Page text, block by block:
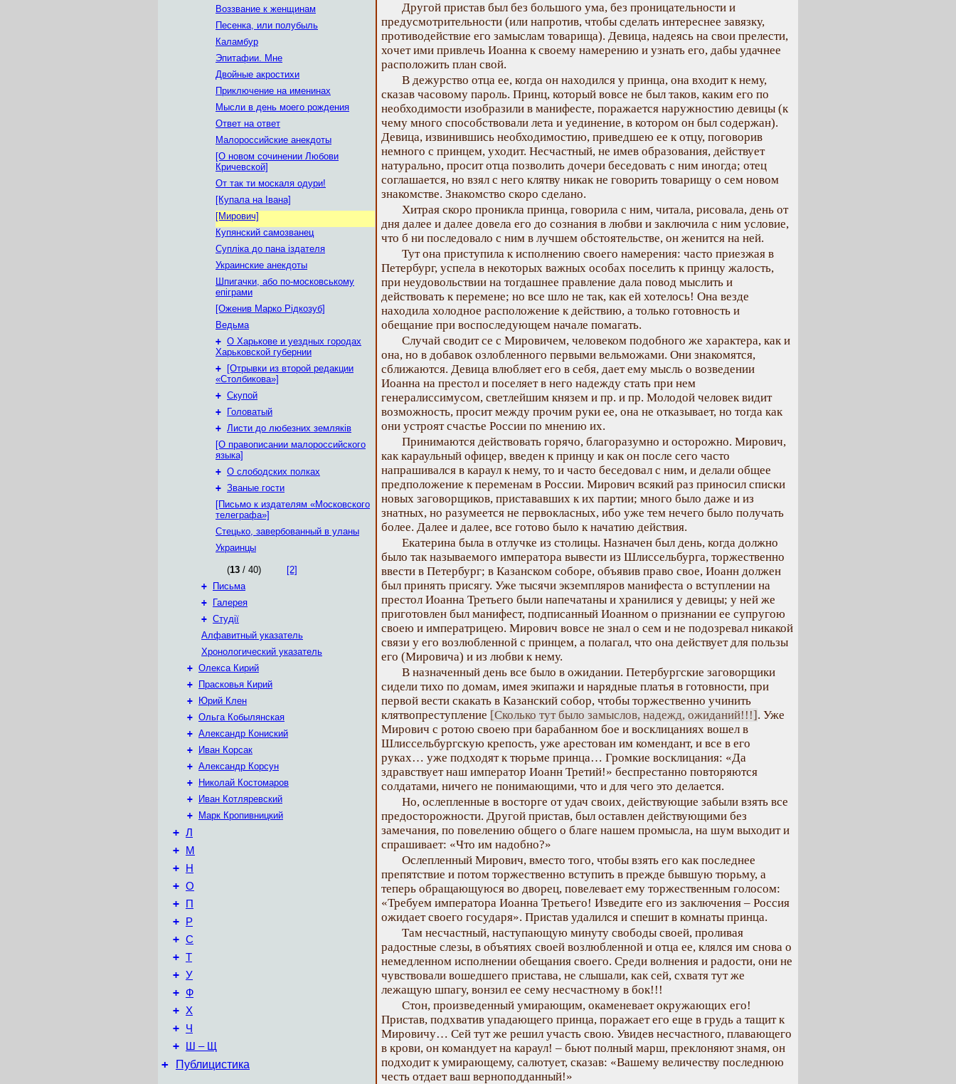
Воззвание к женщинам
Песенка, или полубыль
Каламбур
Эпитафии. Мне
Двойные акростихи
Приключение на именинах
Мысли в день моего рождения
Ответ на ответ
Малороссийские анекдоты
[О новом сочинении Любови
Кричевской]
От так ти москаля одури!
[Купала на Івана]
[Мирович]
Купянский самозванец
Супліка до пана іздателя
Украинские анекдоты
Шпигачки, або по-московському
епіграми
[Оженив Марко Рідкозуб]
Ведьма
+ О Харькове и уездных городах
Харьковской губернии
+
[Отрывки из второй редакции
«Столбикова»]
+ Скупой
+
Головатый
+ Листи до любезних земляків
[О правописании малороссийского
языка]
+ О слободских полках
+ Званые гости
[Письмо к издателям «Московского
телеграфа»]
Стецько, завербованный в уланы
Украинцы
(13 / 40)
[2]
+
Письма
+
Галерея
+ Студії
Алфавитный указатель
Хронологический указатель
+ Олекса Кирий
+
Прасковья Кирий
+
Юрий Клен
+ Ольга Кобылянская
+ Александр Кониский
+
Иван Корсак
+ Александр Корсун
+
Николай Костомаров
+
Иван Котляревский
+
Марк Кропивницкий
+ Л
+ М
+ Н
+ О
+ П
+ Р
+ С
+ Т
+ У
+ Ф
+ Х
+ Ч
+ Ш – Щ
+ Публицистика
Другой пристав был без большого ума, без проницательности и
предусмотрительности (или напротив, чтобы сделать интереснее завязку,
противодействие его замыслам товарища). Девица, надеясь на свои прелести,
хочет ими привлечь Иоанна к своему намерению и узнать его, дабы удачнее
расположить план свой.
В дежурство отца ее, когда он находился у принца, она входит к нему,
сказав часовому пароль. Принц, который вовсе не был таков, каким его по
необходимости изобразили в манифесте, поражается наружностию девицы (к
чему много способствовали лета и уединение, в котором он был содержан).
Девица, извинившись необходимостию, приведшею ее к отцу, поговорив
немного с принцем, уходит. Несчастный, не имев образования, действует
натурально, просит отца позволить дочери беседовать с ним иногда; отец
соглашается, но взял с него клятву никак не говорить товарищу о сем новом
знакомстве. Знакомство скоро сделано.
Хитрая скоро проникла принца, говорила с ним, читала, рисовала, день от
дня далее и далее довела его до сознания в любви и заключила с ним условие,
что б ни последовало с ним в лучшем обстоятельстве, он женится на ней.
Тут она приступила к исполнению своего намерения: часто приезжая в
Петербург, успела в некоторых важных особах поселить к принцу жалость,
при неудовольствии на тогдашнее правление дала повод мыслить и
действовать к перемене; но все шло не так, как ей хотелось! Она везде
находила холодное расположение к действию, а только готовность и
обещание при воспоследующем начале помагать.
Случай сводит се с Мировичем, человеком подобного же характера, как и
она, но в добавок озлобленного первыми вельможами. Они знакомятся,
сближаются. Девица влюбляет его в себя, дает ему мысль о возведении
Иоанна на престол и поселяет в него надежду стать при нем
генералиссимусом, светлейшим князем и пр. и пр. Молодой человек видит
возможность, просит между прочим руки ее, она не отказывает, но тогда как
они устроят счастье России по мнению их.
Принимаются действовать горячо, благоразумно и осторожно. Мирович,
как караульный офицер, введен к принцу и как он после сего часто
напрашивался в караул к нему, то и часто беседовал с ним, и делали общее
предположение к переменам в России. Мирович всякий раз приносил списки
новых заговорщиков, пристававших к их партии; много было даже и из
знатных, но разумеется не первокласных, ибо уже тем нечего было получать
более. Далее и далее, все готово было к начатию действия.
Екатерина была в отлучке из столицы. Назначен был день, когда должно
было так называемого императора вывести из Шлиссельбурга, торжественно
ввести в Петербург; в Казанском соборе, объявив право свое, Иоанн должен
был принять присягу. Уже тысячи экземпляров манифеста о вступлении на
престол Иоанна Третьего были напечатаны и хранилися у девицы; у ней же
приготовлен был манифест, подписанный Иоанном о признании ее супругою
своею и императрицею. Мирович вовсе не знал о сем и не подозревал никакой
связи у его возлюбленной с принцем, а полагал, что она действует для пользы
его (Мировича) и из любви к нему.
В назначенный день все было в ожидании. Петербургские заговорщики
сидели тихо по домам, имея экипажи и нарядные платья в готовности, при
первой вести скакать в Казанский собор, чтобы торжественно учинить
клятвопреступление [Сколько тут было замыслов, надежд, ожиданий!!!]. Уже
Мирович с ротою своею при барабанном бое и восклицаниях вошел в
Шлиссельбургскую крепость, уже арестован им комендант, и все в его
руках… уже подходят к тюрьме принца… Громкие восклицания: «Да
здравствует наш император Иоанн Третий!» беспрестанно повторяются
солдатами, ничего не понимающими, что и для чего это делается.
Но, ослепленные в восторге от удач своих, действующие забыли взять все
предосторожности. Другой пристав, был оставлен действующими без
замечания, по повелению общего о благе нашем промысла, на шум выходит и
спрашивает: «Что им надобно?»
Ослепленный Мирович, вместо того, чтобы взять его как последнее
препятствие и потом торжественно вступить в прежде бывшую тюрьму, а
теперь обращающуюся во дворец, повелевает ему торжественным голосом:
«Требуем императора Иоанна Третьего! Изведите его из заключения – Россия
ожидает своего государя». Пристав удалился и спешит в комнаты принца.
Там несчастный, наступающую минуту свободы своей, проливая
радостные слезы, в объятиях своей возлюбленной и отца ее, клялся им снова о
немедленном исполнении обещания своего. Среди волнения и радости, они не
чувствовали вошедшего пристава, не слышали, как сей, схватя тут же
лежащую шпагу, вонзил ее сему несчастному в бок!!!
Стон, произведенный умирающим, окаменевает окружающих его!
Пристав, подхватив упадающего принца, поражает его еще в грудь а тащит к
Мировичу… Сей тут же решил участь свою. Увидев несчастного, плавающего
в крови, он командует на караул! – бьют полный марш, преклоняют знамя, он
подходит к умирающему, салютует, сказав: «Вашему величеству последнюю
честь отдает ваш верноподданный!»